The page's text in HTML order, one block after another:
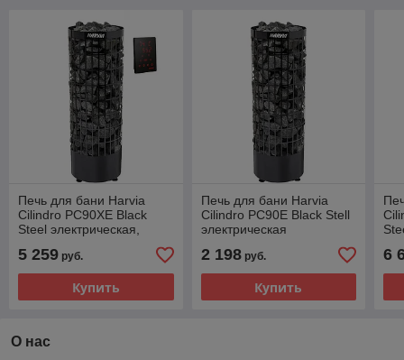
Печь для бани Harvia
Cilindro PC90XE Black
Steel электрическая,
5 259 руб.
Купить
Печь для бани Harvia
Cilindro PC90E Black Stell
электрическая
2 198руб.
Купить
6
О нас